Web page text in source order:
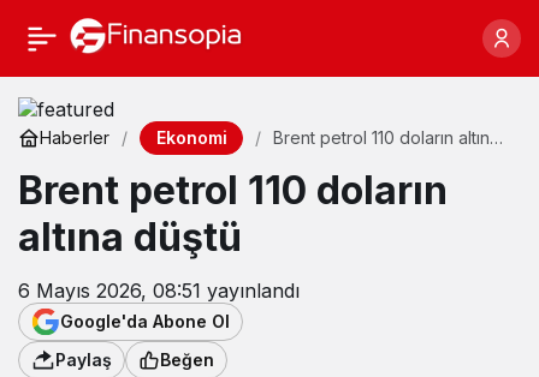
Haberler Ekonomi
Brent petrol 110 doların altına
Brent petrol 110 doların
altına düştü
6 Mayıs 2026, 08:51 yayınlandı
Google'da Abone Ol
Paylaş
Beğen